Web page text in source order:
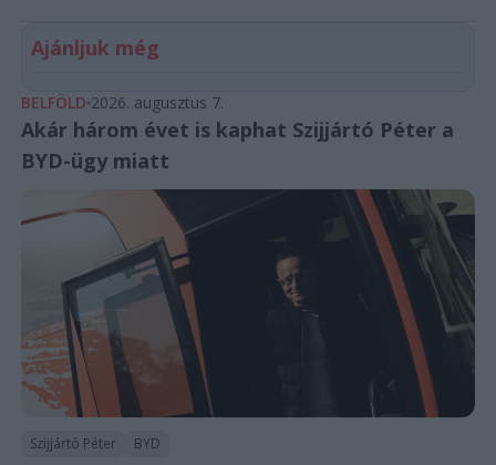
Ajánljuk még
BELFÖLD 2026. augusztus 7.
Akár három évet is kaphat Szijjártó Péter a
BYD-ügy miatt
Szijjártó Péter BYD